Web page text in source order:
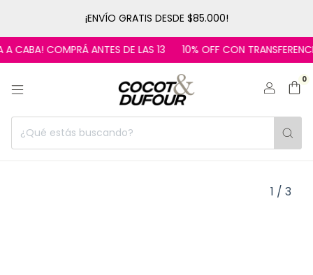
¡ENVÍO GRATIS DESDE $85.000!
CABA! COMPRÁ ANTES DE LAS 13 10% OFF CON TRANSFERENCIA
0
1 / 3